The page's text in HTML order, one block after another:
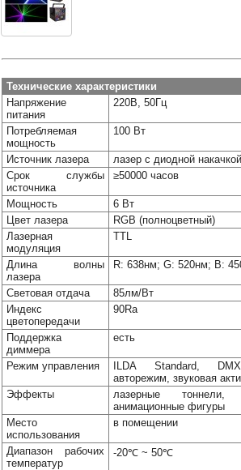
Технические характеристики
Напряжение
питания
220В, 50Гц
Потребляемая
мощность
100 Вт
Источник лазера
лазер с диодной накачкой
Срок службы
источника
≥50000 часов
Мощность
6 Вт
Цвет лазера
RGB (полноцветный)
Лазерная
модуляция
TTL
Длина волны
лазера
R: 638нм; G: 520нм; B:
Световая отдача
85лм/Вт
Индекс
цветопередачи
90Ra
Поддержка
диммера
есть
Режим управления
ILDA Standard,
авторежим, звуковая
Эффекты
лазерные тоннели,
анимационные фигуры
Место
использования
в помещении
Диапазон рабочих
температур
-20℃ ~ 50℃